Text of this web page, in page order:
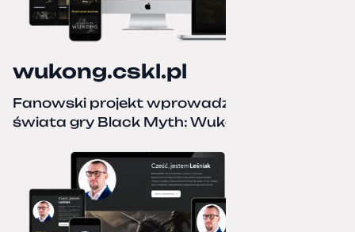
wukong.cskl.pl
Fanowski projekt wprowadzający do
świata gry Black Myth: Wukong